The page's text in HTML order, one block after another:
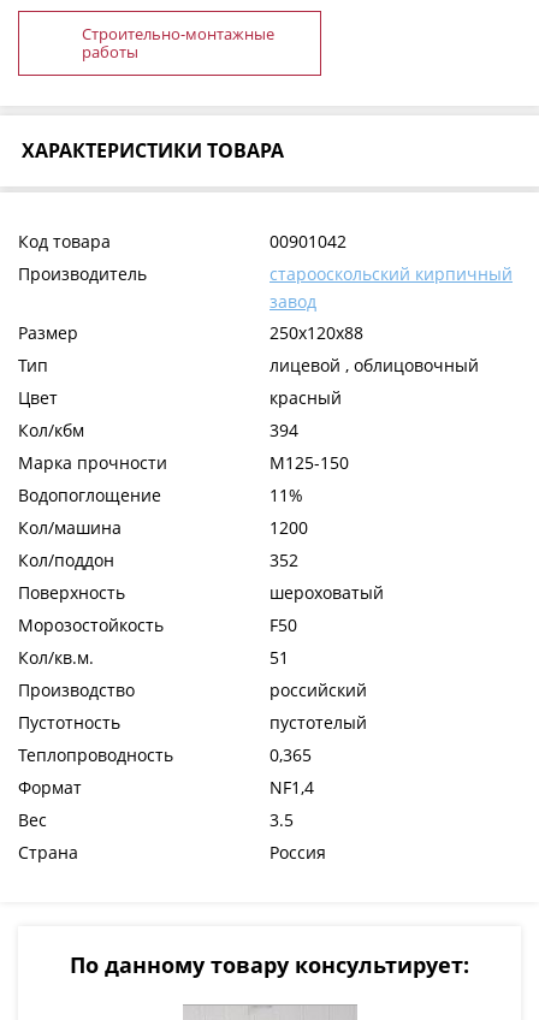
Строительно-монтажные
работы
ХАРАКТЕРИСТИКИ ТОВАРА
Код товара
00901042
Производитель
старооскольский кирпичный
завод
Размер
250x120x88
Тип
лицевой , облицовочный
Цвет
красный
Кол/кбм
394
Марка прочности
М125-150
Водопоглощение
11%
Кол/машина
1200
Кол/поддон
352
Поверхность
шероховатый
Морозостойкость
F50
Кол/кв.м.
51
Производство
российский
Пустотность
пустотелый
Теплопроводность
0,365
Формат
NF1,4
Вес
3.5
Страна
Россия
По данному товару консультирует: